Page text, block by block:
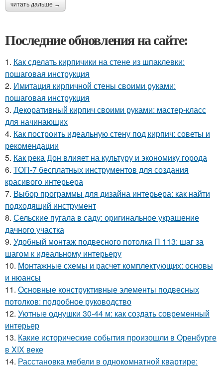
читать дальше →
Последние обновления на сайте:
1. Как сделать кирпичики на стене из шпаклевки:
пошаговая инструкция
2. Имитация кирпичной стены своими руками:
пошаговая инструкция
3. Декоративный кирпич своими руками: мастер-класс
для начинающих
4. Как построить идеальную стену под кирпич: советы и
рекомендации
5. Как река Дон влияет на культуру и экономику города
6. ТОП-7 бесплатных инструментов для создания
красивого интерьера
7. Выбор программы для дизайна интерьера: как найти
подходящий инструмент
8. Сельские пугала в саду: оригинальное украшение
дачного участка
9. Удобный монтаж подвесного потолка П 113: шаг за
шагом к идеальному интерьеру
10. Монтажные схемы и расчет комплектующих: основы
и нюансы
11. Основные конструктивные элементы подвесных
потолков: подробное руководство
12. Уютные однушки 30-44 м: как создать современный
интерьер
13. Какие исторические события произошли в Оренбурге
в XIX веке
14. Расстановка мебели в однокомнатной квартире: